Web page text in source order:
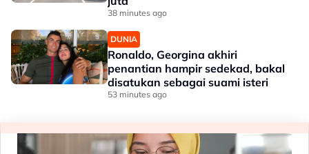
38 minutes ago
DUNIA
Ronaldo, Georgina akhiri
penantian hampir sedekad, bakal
disatukan sebagai suami isteri
53 minutes ago